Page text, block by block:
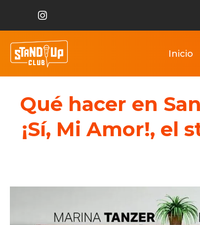
Inicio
Qué hacer en
¡Sí, Mi Amor!, el